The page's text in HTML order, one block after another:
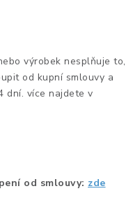
výrobek nesplňuje to,
od kupní smlouvy a
dní. více najdete v
od smlouvy: zde